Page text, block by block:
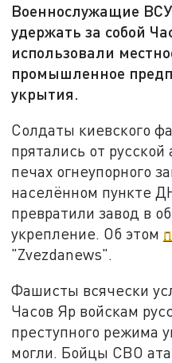
Военнослужащие
удержать за собой
использовали
промышленное
укрытия.
Солдаты киевского
прятались от
печах огнеупорного
населённом пункте
превратили завод в
укрепление. Об этом
"Zvezdanews".
Фашисты всячески
Часов Яр войскам
преступного режима
могли. Бойцы СВО